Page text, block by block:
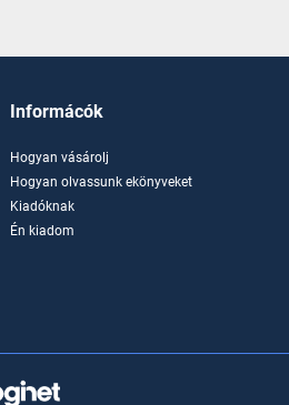
Informácók
Hogyan vásárolj
Hogyan olvassunk ekönyveket
Kiadóknak
Én kiadom